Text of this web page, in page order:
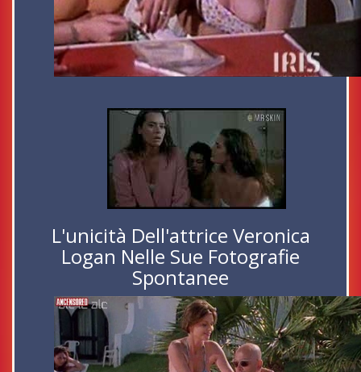
L'unicità Dell'attrice Veronica
Logan Nelle Sue Fotografie
Spontanee